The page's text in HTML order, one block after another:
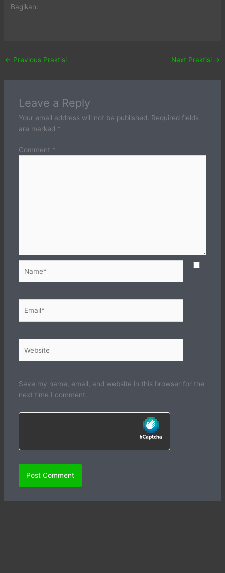
Bagikan:
← Previous Praktisi Next Praktisi →
Leave a Reply
Your email address will not be published.
Required fields
are marked *
Comment *
Save my name, email, and website in this browser for the
next time I comment.